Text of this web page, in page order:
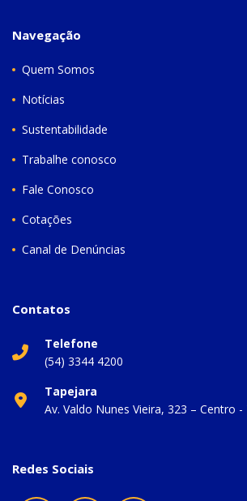
Navegação
Quem Somos
Notícias
Sustentabilidade
Trabalhe conosco
Fale Conosco
Cotações
Canal de Denúncias
Contatos
Telefone
(54) 3344 4200
Tapejara
Av. Valdo Nunes Vieira, 323 – Centro -
Redes Sociais